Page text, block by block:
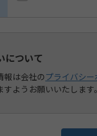
について
報は会社の プライバシー
ようお願いいたします。